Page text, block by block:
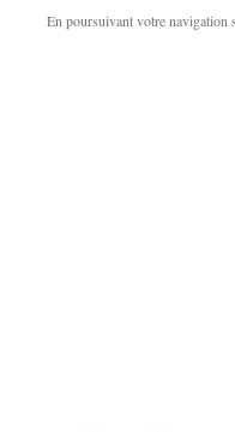
En poursuivant votre navigation